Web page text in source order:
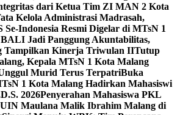
dari Ketua Tim ZI MAN 2 Kota
Kelola Administrasi Madrasah,
Indonesia Resmi Digelar di MTsN 1
Jadi Panggung Akuntabilitas,
Tampilkan Kinerja Triwulan IITutup
Kepala MTsN 1 Kota Malang
Murid Terus TerpatriBuka
1 Kota Malang Hadirkan Mahasiswi
2026Penyerahan Mahasiswa PKL
Maulana Malik Ibrahim Malang di